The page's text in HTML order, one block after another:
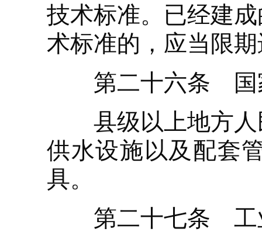
技术标准。已经建
术标准的，应当限
第二十六条 国家
县级以上地方人
供水设施以及配套
具。
第二十七条 工业